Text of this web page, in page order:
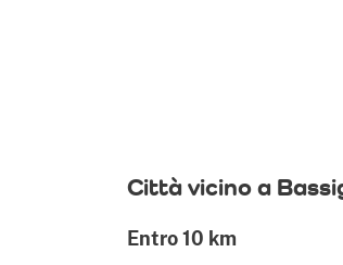
Città vicino a
Entro 10 km